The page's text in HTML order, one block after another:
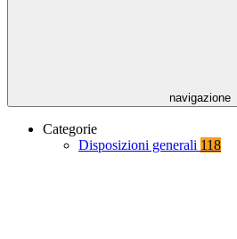
navigazione
Categorie
Disposizioni generali 118